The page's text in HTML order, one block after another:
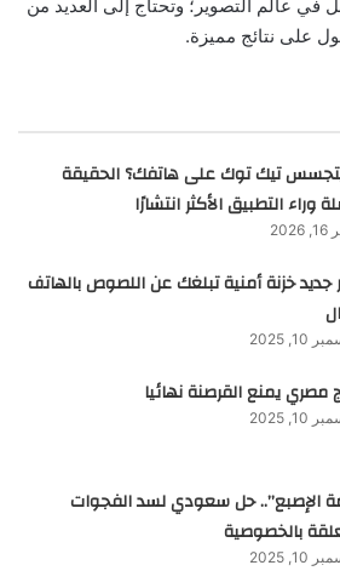
عالم التصوير؛ وتحتاج إلى العديد من
على نتائج مميزة.
تيك توك على هاتفك؟ الحقيقة
وراء التطبيق الأكثر انتشارًا
2026
جديد خزنة أمنية تبلغك عن اللصوص بالهاتف
10, 2025
مصري يمنع القرصنة نهائيا
10, 2025
الإصبع”.. حل سعودي لسد الفجوات
بالخصوصية
10, 2025